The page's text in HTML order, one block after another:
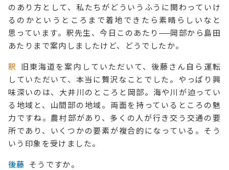
のあり方として、私たちがどういうふうに関わっていけ
るのかというところまで着地できたら素晴らしいなと
思っています。釈先生、今日このあたり ──岡部から島田
あたりまで案内しましたけど、どうでしたか。
釈
旧東海道を案内していただいて、後藤さん自ら運転
していただいて、本当に贅沢なことでした。やっぱり興
味深いのは、大井川のところと岡部。海や川が迫ってい
る地域と、山間部の地域。両面を持っているところの魅
力ですね。農村部があり、多くの人が行き交う交通の要
所であり、いくつかの要素が複合的になっている。そう
いう印象を受けました。
後藤 そうですか。